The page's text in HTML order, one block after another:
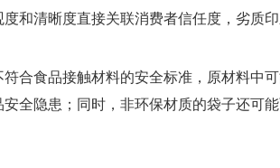
和清晰度直接关联消费者信任度，劣质
合食品接触材料的安全标准，原材料中
全隐患；同时，非环保材质的袋子还可